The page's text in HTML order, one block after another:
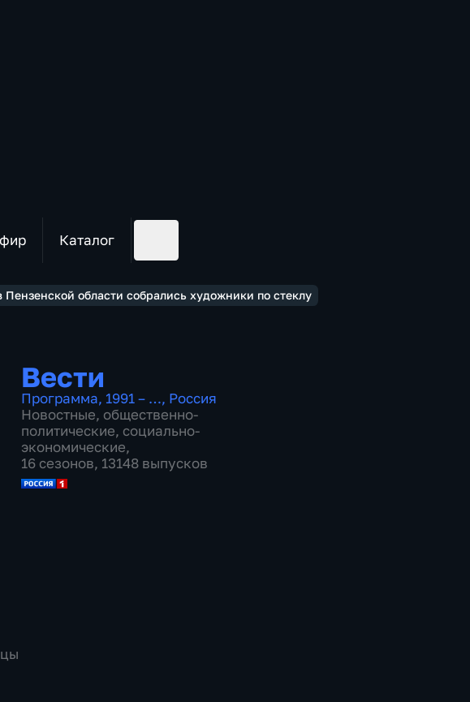
Каталог
области собрались художники по стеклу
Вести
Программа, 1991 – …, Россия
Новостные, общественно-
политические, социально-
экономические,
16 сезонов, 13148 выпусков